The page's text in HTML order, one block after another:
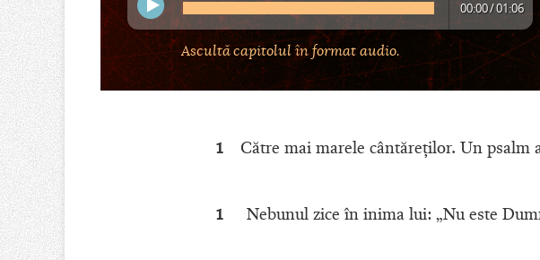
00:00/01:06
Ascultă capitolul în format audio.
1 Către mai marele cântăreţilor. Un psalm
1
Nebunul zice în inima lui: „Nu este